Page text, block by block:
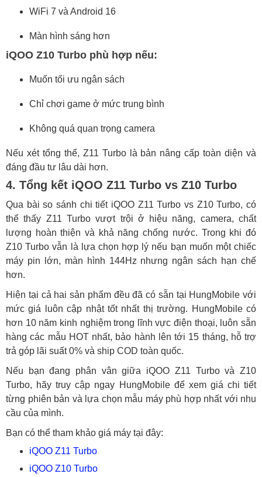
WiFi 7 và Android 16
Màn hình sáng hơn
iQOO Z10 Turbo phù hợp nếu:
Muốn tối ưu ngân sách
Chỉ chơi game ở mức trung bình
Không quá quan trọng camera
Nếu xét tổng thể, Z11 Turbo là bản nâng cấp toàn diện và
đáng đầu tư lâu dài hơn.
4. Tổng kết iQOO Z11 Turbo vs Z10 Turbo
Qua bài so sánh chi tiết iQOO Z11 Turbo vs Z10 Turbo, có
thể thấy Z11 Turbo vượt trội ở hiệu năng, camera, chất
lượng hoàn thiện và khả năng chống nước. Trong khi đó
Z10 Turbo vẫn là lựa chọn hợp lý nếu bạn muốn một chiếc
máy pin lớn, màn hình 144Hz nhưng ngân sách hạn chế
hơn.
Hiện tại cả hai sản phẩm đều đã có sẵn tại HungMobile với
mức giá luôn cập nhật tốt nhất thị trường. HungMobile có
hơn 10 năm kinh nghiệm trong lĩnh vực điện thoại, luôn sẵn
hàng các mẫu HOT nhất, bảo hành lên tới 15 tháng, hỗ trợ
trả góp lãi suất 0% và ship COD toàn quốc.
Nếu bạn đang phân vân giữa iQOO Z11 Turbo và Z10
Turbo, hãy truy cập ngay HungMobile để xem giá chi tiết
từng phiên bản và lựa chọn mẫu máy phù hợp nhất với nhu
cầu của mình.
Bạn có thể tham khảo giá máy tại đây:
iQOO Z11 Turbo
iQOO Z10 Turbo